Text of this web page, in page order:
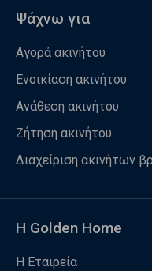
Ψάχνω για
Αγορά ακινήτου
Ενοικίαση ακινήτου
Ανάθεση ακινήτου
Ζήτηση ακινήτου
Διαχείριση ακινήτων
Η Golden Home
Η Εταιρεία